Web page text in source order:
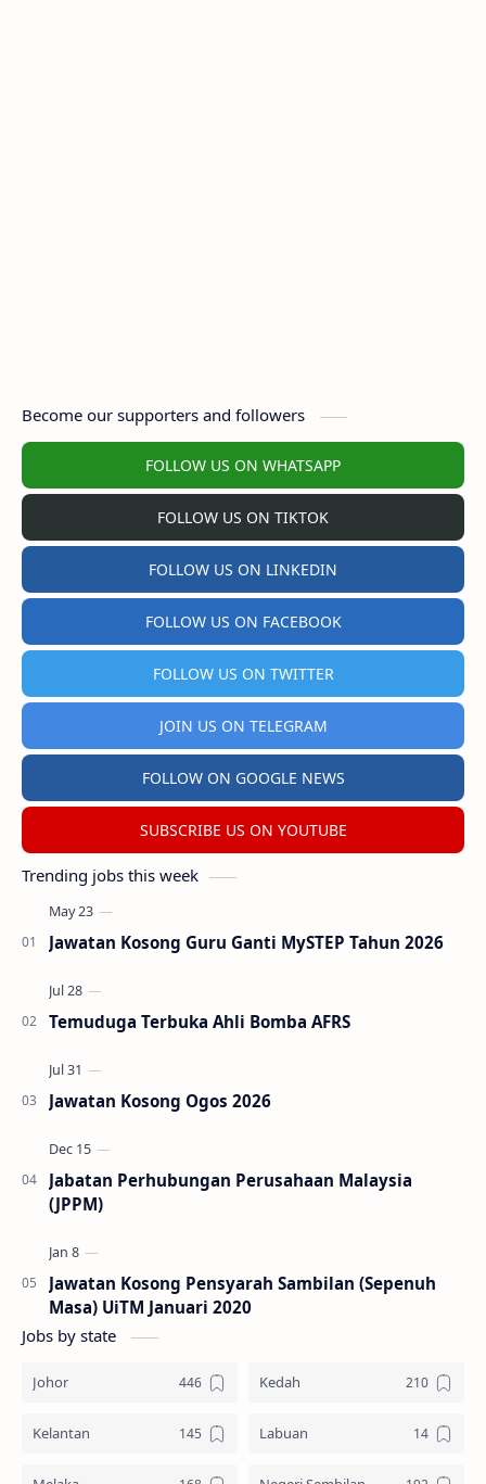
Become our supporters and followers
FOLLOW US ON WHATSAPP
FOLLOW US ON TIKTOK
FOLLOW US ON LINKEDIN
FOLLOW US ON FACEBOOK
FOLLOW US ON TWITTER
JOIN US ON TELEGRAM
FOLLOW ON GOOGLE NEWS
SUBSCRIBE US ON YOUTUBE
Trending jobs this week
Jawatan Kosong Guru Ganti MySTEP Tahun 2026
Temuduga Terbuka Ahli Bomba AFRS
Jawatan Kosong Ogos 2026
Jabatan Perhubungan Perusahaan Malaysia
(JPPM)
Jawatan Kosong Pensyarah Sambilan (Sepenuh
Masa) UiTM Januari 2020
Jobs by state
Johor Kedah
Kelantan Labuan